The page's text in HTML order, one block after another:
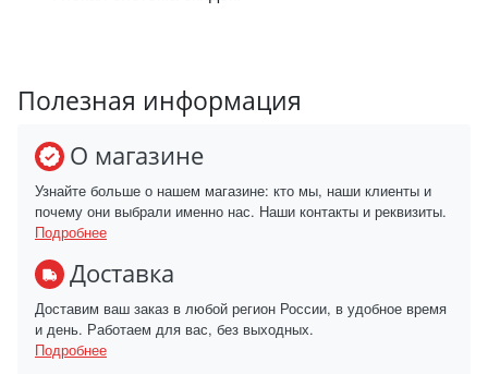
Полезная информация
О магазине
Узнайте больше о нашем магазине: кто мы, наши клиенты и
почему они выбрали именно нас. Наши контакты и реквизиты.
Подробнее
Доставка
Доставим ваш заказ в любой регион России, в удобное время
и день. Работаем для вас, без выходных.
Подробнее